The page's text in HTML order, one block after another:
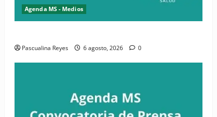
Agenda MS - Medios
Pascualina Reyes 6 agosto, 2026 0